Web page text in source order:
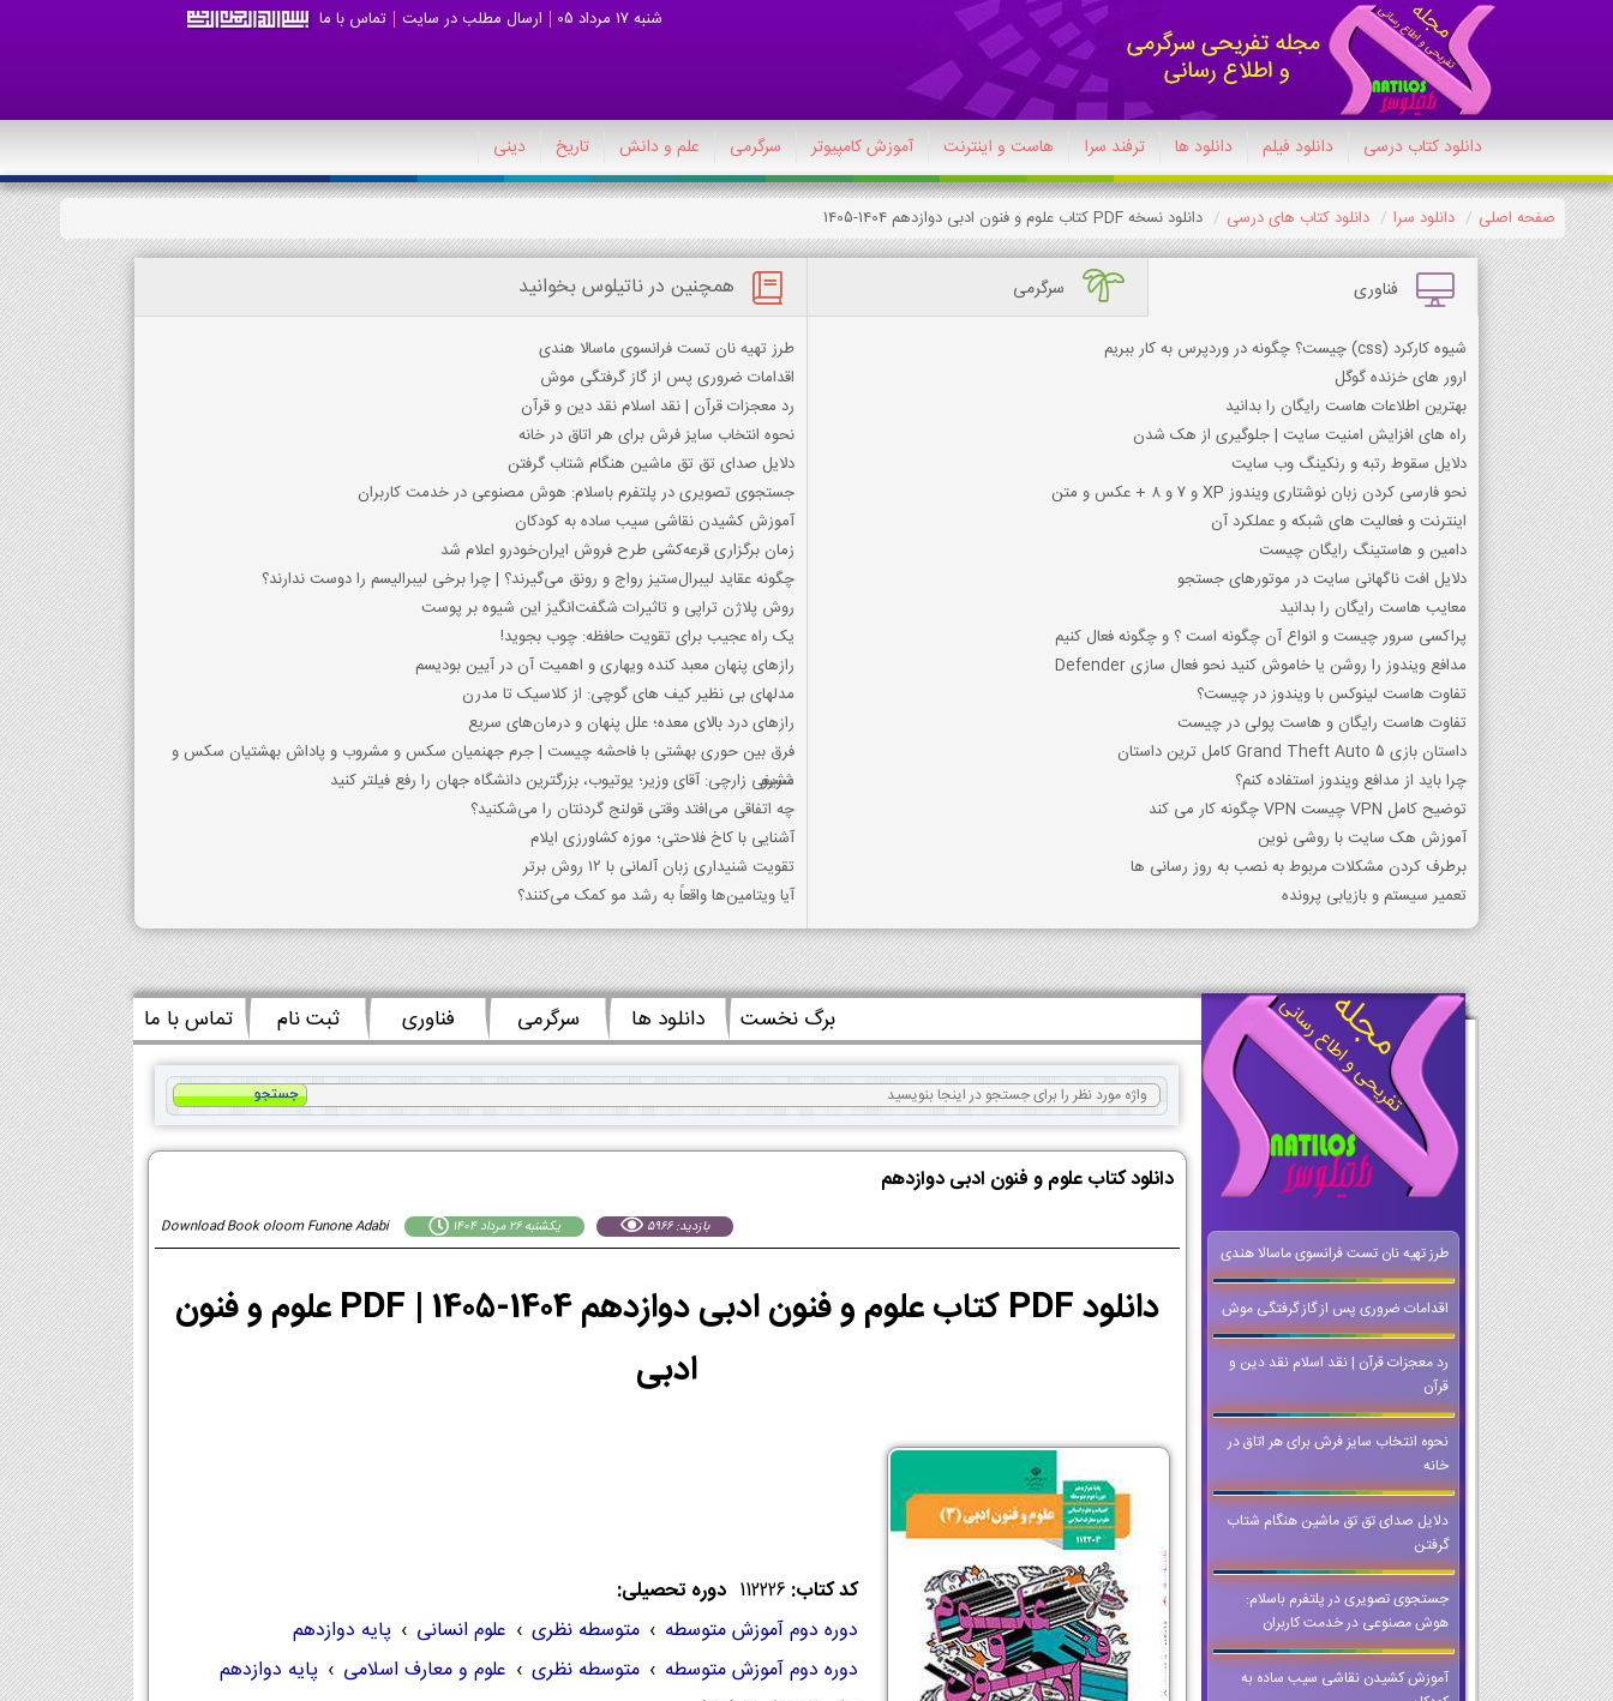
شنبه 17 مرداد 05 ارسال مطلب در سایت تماس با ما
دانلود کتاب درسی دانلود فیلم دانلود ها ترفند سرا هاست و اینترنت آموزش کامپیوتر سرگرمی علم و دانش تاریخ دینی
صفحه اصلی دانلود سرا دانلود کتاب های درسی دانلود نسخه PDF کتاب علوم و فنون ادبی دوازدهم 1404-1405
فناوری سرگرمی
شیوه کارکرد (css) چیست؟ چگونه در وردپرس به کار ببریم
ارور های خزنده گوگل
بهترین اطلاعات هاست رایگان را بدانید
راه های افزایش امنیت سایت | جلوگیری از هک شدن
دلایل سقوط رتبه و رنکینگ وب سایت
نحو فارسی کردن زبان نوشتاری ویندوز XP و 7 و 8 + عکس و متن
اینترنت و فعالیت های شبکه و عملکرد آن
دامین و هاستینگ رایگان چیست
دلایل افت ناگهانی سایت در موتورهای جستجو
معایب هاست رایگان را بدانید
پراکسی سرور چیست و انواع آن چگونه است ؟ و چگونه فعال کنیم
مدافع ویندوز را روشن یا خاموش کنید نحو فعال سازی Defender
تفاوت هاست لینوکس با ویندوز در چیست؟
تفاوت هاست رایگان و هاست پولی در چیست
داستان بازی Grand Theft Auto 5 کامل ترین داستان
چرا باید از مدافع ویندوز استفاده کنم؟
توضیح کامل VPN چیست VPN چگونه کار می کند
آموزش هک سایت با روشی نوین
برطرف کردن مشکلات مربوط به نصب به روز رسانی ها
تعمیر سیستم و بازیابی پرونده
همچنین در ناتیلوس بخوانید
طرز تهیه نان تست فرانسوی ماسالا هندی
اقدامات ضروری پس از گاز گرفتگی موش
رد معجزات قرآن | نقد اسلام نقد دین و قرآن
نحوه انتخاب سایز فرش برای هر اتاق در خانه
دلایل صدای تق تق ماشین هنگام شتاب گرفتن
جستجوی تصویری در پلتفرم باسلام: هوش مصنوعی در خدمت کاربران
آموزش کشیدن نقاشی سیب ساده به کودکان
زمان برگزاری قرعه‌کشی طرح فروش ایران‌خودرو اعلام شد
چگونه عقاید لیبرال‌ستیز رواج و رونق می‌گیرند؟ | چرا برخی لیبرالیسم را دوست ندارند؟
روش پلاژن تراپی و تاثیرات شگفت‌انگیز این شیوه بر پوست
یک راه عجیب برای تقویت حافظه: چوب بجوید!
رازهای پنهان معبد کنده ویهاری و اهمیت آن در آیین بودیسم
مدلهای بی نظیر کیف های گوچی: از کلاسیک تا مدرن
رازهای درد بالای معده؛ علل پنهان و درمان‌های سریع
فرق بین حوری بهشتی با فاحشه چیست | جرم جهنميان سكس و مشروب و پاداش بهشتيان سكس و
مشرو
شریفی زارچی: آقای وزیر؛ یوتیوب، بزرگترین دانشگاه جهان را رفع فیلتر کنید
چه اتفاقی می‌افتد وقتی قولنج گردنتان را می‌شکنید؟
آشنایی با کاخ فلاحتی؛ موزه کشاورزی ایلام
تقویت شنیداری زبان آلمانی با 12 روش برتر
آیا ویتامین‌ها واقعاً به رشد مو کمک می‌کنند؟
طرز تهیه نان تست فرانسوی ماسالا هندی
اقدامات ضروری پس از گاز گرفتگی موش
رد معجزات قرآن | نقد اسلام نقد دین و
قرآن
نحوه انتخاب سایز فرش برای هر اتاق در
خانه
دلایل صدای تق تق ماشین هنگام شتاب
گرفتن
جستجوی تصویری در پلتفرم باسلام:
هوش مصنوعی در خدمت کاربران
آموزش کشیدن نقاشی سیب ساده به
برگ نخست دانلود ها سرگرمی فناوری ثبت نام تماس با ما
دانلود کتاب علوم و فنون ادبی دوازدهم
Download Book oloom Funone Adabi يكشنبه 26 مرداد 1404 بازدید: 5966
دانلود PDF کتاب علوم و فنون ادبی دوازدهم 1404-1405 | PDF علوم و فنون
ادبی
کد کتاب: 112226 دوره تحصیلی:
دوره دوم آموزش متوسطه › متوسطه نظری › علوم انسانی › پایه دوازدهم
دوره دوم آموزش متوسطه › متوسطه نظری › علوم و معارف اسلامی › پایه دوازدهم